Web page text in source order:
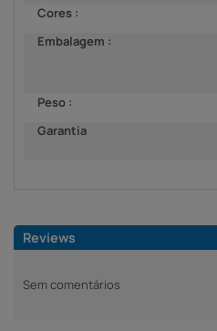
Cores :
Embalagem :
Peso :
Garantia
Reviews
Sem comentários